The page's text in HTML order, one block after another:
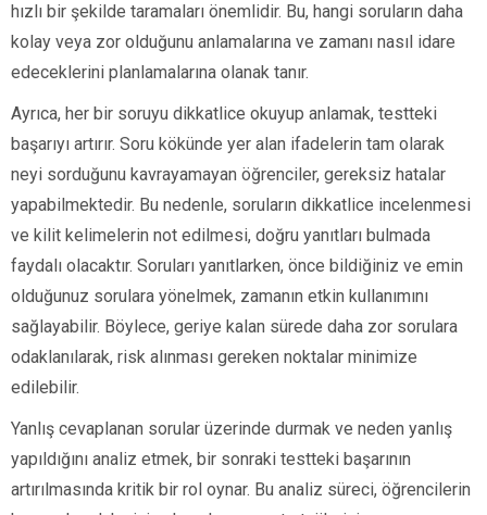
hızlı bir şekilde taramaları önemlidir. Bu, hangi soruların daha
kolay veya zor olduğunu anlamalarına ve zamanı nasıl idare
edeceklerini planlamalarına olanak tanır.
Ayrıca, her bir soruyu dikkatlice okuyup anlamak, testteki
başarıyı artırır. Soru kökünde yer alan ifadelerin tam olarak
neyi sorduğunu kavrayamayan öğrenciler, gereksiz hatalar
yapabilmektedir. Bu nedenle, soruların dikkatlice incelenmesi
ve kilit kelimelerin not edilmesi, doğru yanıtları bulmada
faydalı olacaktır. Soruları yanıtlarken, önce bildiğiniz ve emin
olduğunuz sorulara yönelmek, zamanın etkin kullanımını
sağlayabilir. Böylece, geriye kalan sürede daha zor sorulara
odaklanılarak, risk alınması gereken noktalar minimize
edilebilir.
Yanlış cevaplanan sorular üzerinde durmak ve neden yanlış
yapıldığını analiz etmek, bir sonraki testteki başarının
artırılmasında kritik bir rol oynar. Bu analiz süreci, öğrencilerin